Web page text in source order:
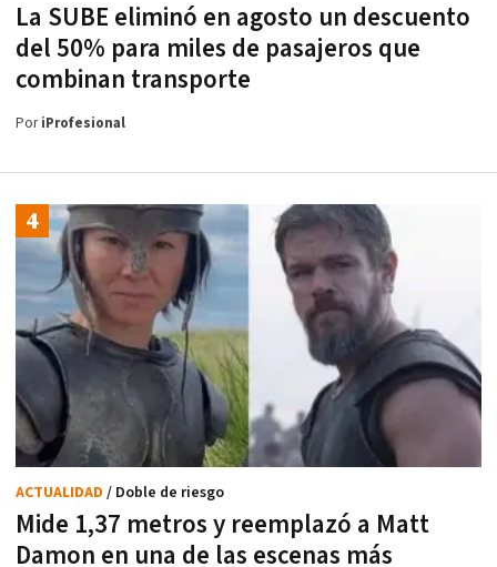
La SUBE eliminó en agosto un descuento
del 50% para miles de pasajeros que
combinan transporte
PoriProfesional
Mide 1,37 metros y reemplazó a Matt
Damon en una de las escenas más
ACTUALIDAD / Doble de riesgo